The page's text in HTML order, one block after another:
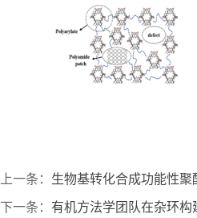
上一条： 生物基转化合成功能性
下一条： 有机方法学团队在杂环